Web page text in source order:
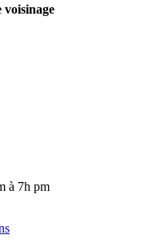
voisinage
à 7h pm